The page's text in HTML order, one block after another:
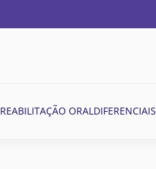
REABILITAÇÃO ORALDIFERENCIAIS